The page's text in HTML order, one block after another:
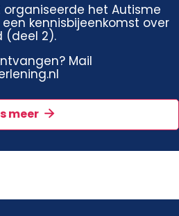
het Autisme
kennisbijeenkomst over
(deel 2).
Mail
meer